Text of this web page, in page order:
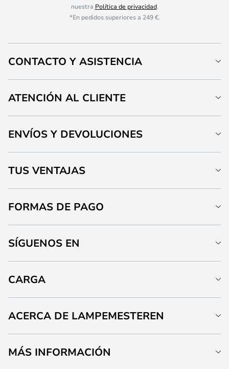
nuestra Política de privacidad.
*En pedidos superiores a 249 €.
CONTACTO Y ASISTENCIA
ATENCIÓN AL CLIENTE
ENVÍOS Y DEVOLUCIONES
TUS VENTAJAS
FORMAS DE PAGO
SÍGUENOS EN
CARGA
ACERCA DE LAMPEMESTEREN
MÁS INFORMACIÓN